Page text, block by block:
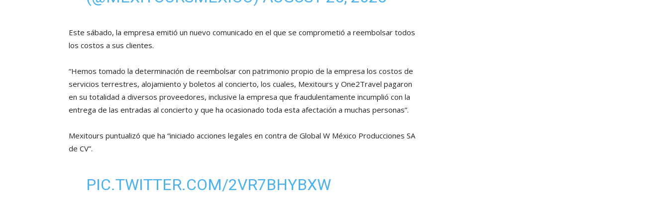
Este sábado, la empresa emitió un nuevo comunicado en el que se comprometió a reembolsar todos
los costos a sus clientes.
“Hemos tomado la determinación de reembolsar con patrimonio propio de la empresa los costos de
servicios terrestres, alojamiento y boletos al concierto, los cuales, Mexitours y One2Travel pagaron
en su totalidad a diversos proveedores, inclusive la empresa que fraudulentamente incumplió con la
entrega de las entradas al concierto y que ha ocasionado toda esta afectación a muchas personas”.
Mexitours puntualizó que ha “iniciado acciones legales en contra de Global W México Producciones SA
de CV”.
PIC.TWITTER.COM/2VR7BHYBXW